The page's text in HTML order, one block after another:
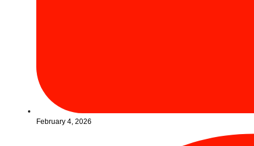
February 4, 2026